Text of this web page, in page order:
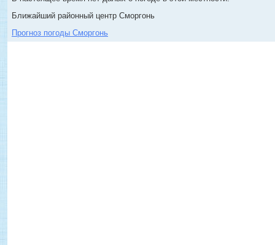
Ближайший районный центр Сморгонь
Прогноз погоды Сморгонь